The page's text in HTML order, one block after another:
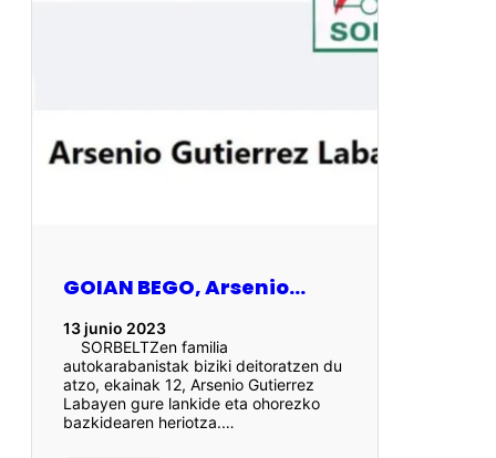
GOIAN BEGO, Arsenio…
13 junio 2023
SORBELTZen familia
autokarabanistak biziki deitoratzen du
atzo, ekainak 12, Arsenio Gutierrez
Labayen gure lankide eta ohorezko
bazkidearen heriotza.…